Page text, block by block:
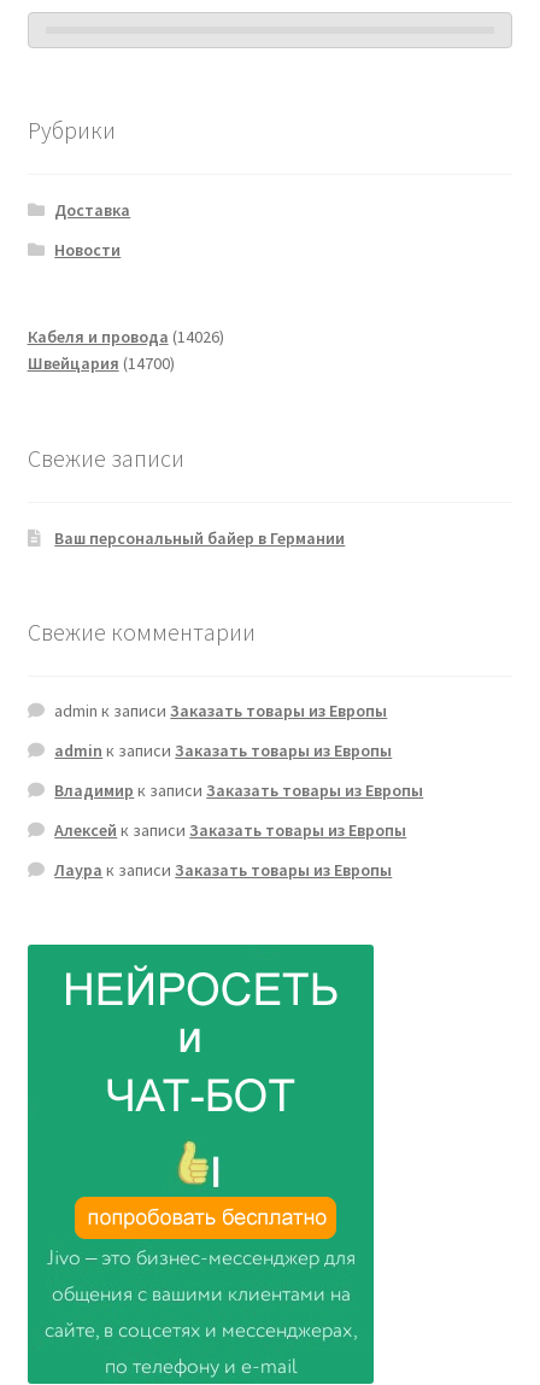
Рубрики
Доставка
Новости
Кабеля и провода 1402614026
Швейцария 1470014700
Свежие записи
Ваш персональный байер в Германии
Свежие комментарии
admin к записиЗаказать товары из Европы
admin к записиЗаказать товары из Европы
Владимир к записиЗаказать товары из Европы
Алексей к записиЗаказать товары из Европы
Лаура к записиЗаказать товары из Европы